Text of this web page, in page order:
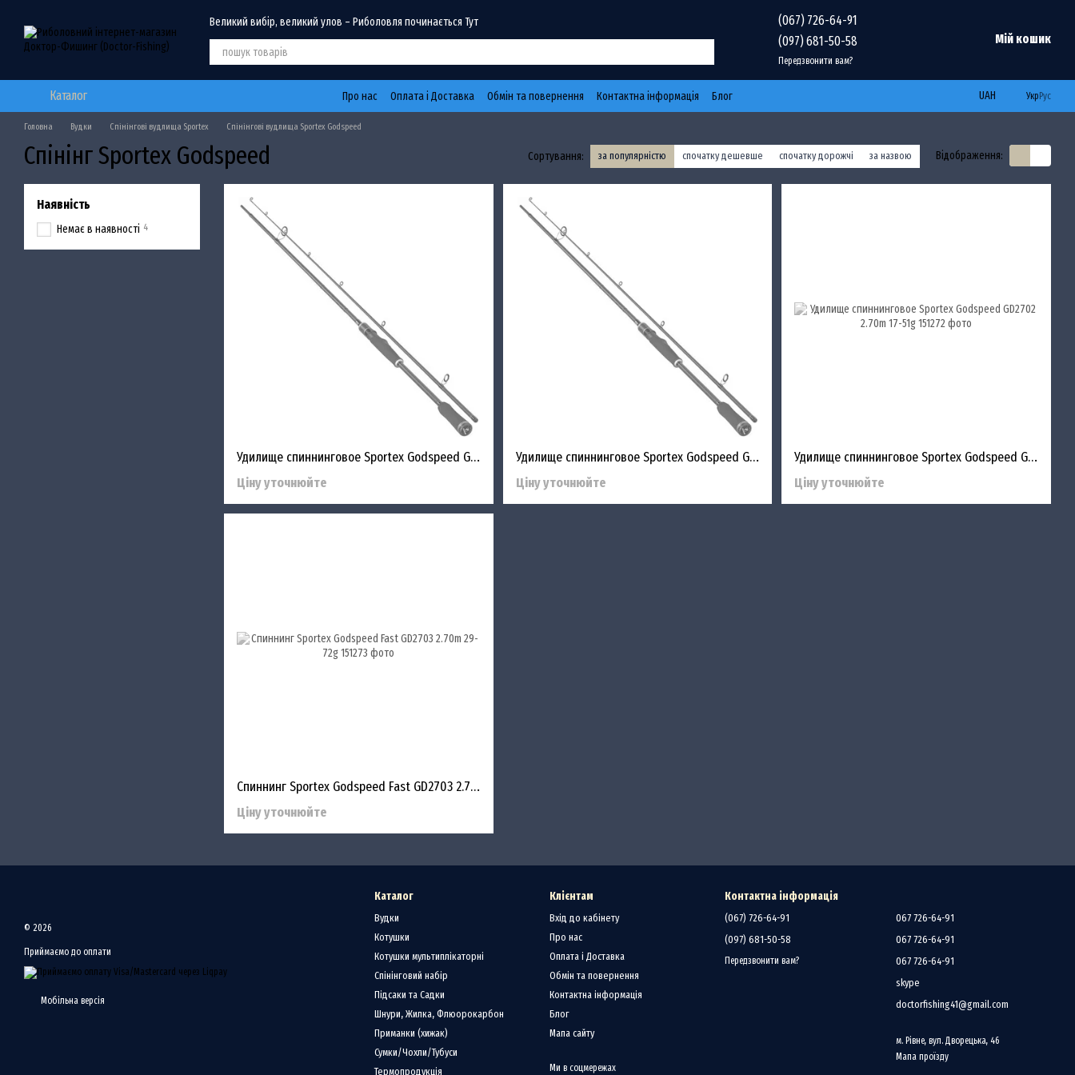
Великий вибір, великий улов – Риболовля починається Тут
(067) 726-64-91
(097) 681-50-58
Передзвонити вам?
Мій кошик
Каталог Про нас Оплата і Доставка Обмін та повернення Контактна інформація Блог UAH Укр Рус
Головна Вудки Спінінгові вудлища Sportex Спінінгові вудлища Sportex Godspeed
Спінінг Sportex Godspeed Сортування: за популярністю спочатку дешевше спочатку дорожчі за назвою Відображення:
Удилище спиннинговое Sportex Godspeed GD2401 2.40m 11-29g
Ціну уточнюйте
Удилище спиннинговое Sportex Godspeed GD2402 2.40m 19-49g
Ціну уточнюйте
Удилище спиннинговое Sportex Godspeed GD2702 2.70m 17-51g
Ціну уточнюйте
Спиннинг Sportex Godspeed Fast GD2703 2.70m 29-72g
Ціну уточнюйте
Наявність
Немає в наявності 4
© 2026
Приймаємо до оплати
Мобільна версія
Каталог
Вудки
Котушки
Котушки мультиплікаторні
Спінінговий набір
Підсаки та Садки
Шнури, Жилка, Флюорокарбон
Приманки (хижак)
Сумки/Чохли/Тубуси
Термопродукція
Клієнтам
Вхід до кабінету
Про нас
Оплата і Доставка
Обмін та повернення
Контактна інформація
Блог
Мапа сайту
Ми в соцмережах
Контактна інформація
(067) 726-64-91
(097) 681-50-58
Передзвонити вам?
067 726-64-91
067 726-64-91
067 726-64-91
skype
doctorfishing41@gmail.com
м. Рівне, вул. Дворецька, 46
Мапа проїзду